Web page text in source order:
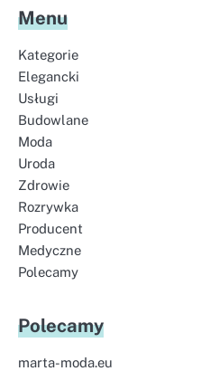
Menu
Kategorie
Elegancki
Usługi
Budowlane
Moda
Uroda
Zdrowie
Rozrywka
Producent
Medyczne
Polecamy
Polecamy
marta-moda.eu